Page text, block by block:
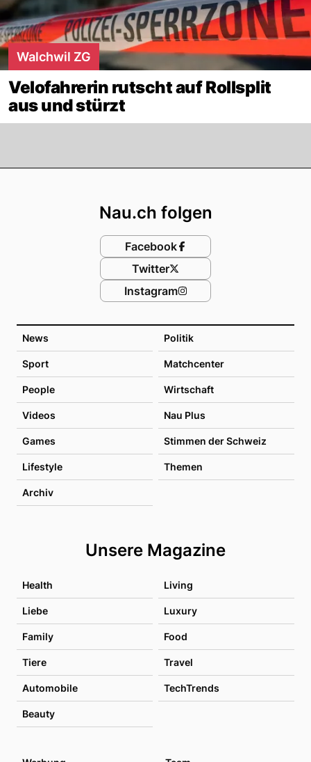
Walchwil ZG
Velofahrerin rutscht auf Rollsplit
aus und stürzt
News Politik
Sport Matchcenter
People Wirtschaft
Videos Nau Plus
Games Stimmen der Schweiz
Lifestyle Themen
Archiv
Unsere Magazine
Health Living
Liebe Luxury
Family Food
Tiere Travel
Automobile TechTrends
Beauty
Nau.ch folgen
Facebook
Twitter
Instagram